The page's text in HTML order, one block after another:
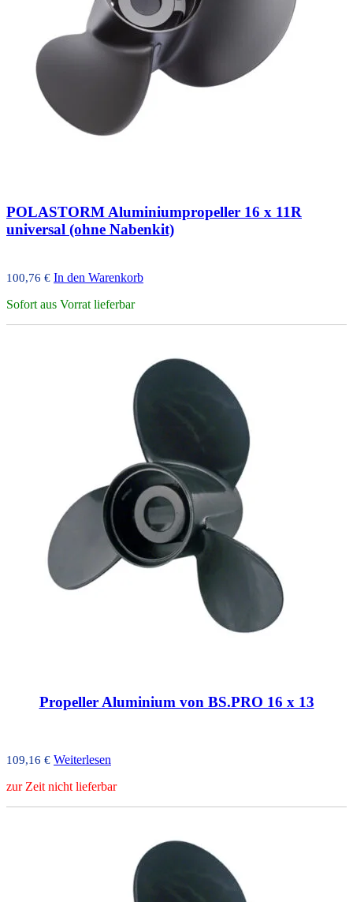
POLASTORM Aluminiumpropeller 16 x 11R
universal (ohne Nabenkit)
100,76 € In den Warenkorb
Sofort aus Vorrat lieferbar
Propeller Aluminium von BS.PRO 16 x 13
109,16 € Weiterlesen
zur Zeit nicht lieferbar